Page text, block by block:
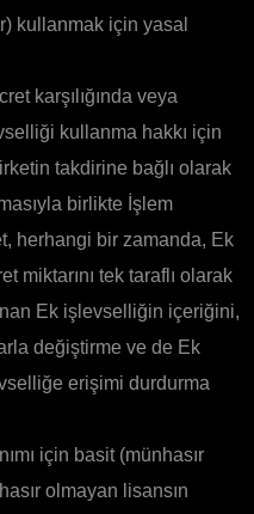
kullanmak için yasal
karşılığında veya
kullanma hakkı için
takdirine bağlı olarak
birlikte İşlem
herhangi bir zamanda, Ek
miktarını tek taraflı olarak
Ek işlevselliğin içeriğini,
değiştirme ve de Ek
erişimi durdurma
için basit (münhasır
olmayan lisansın